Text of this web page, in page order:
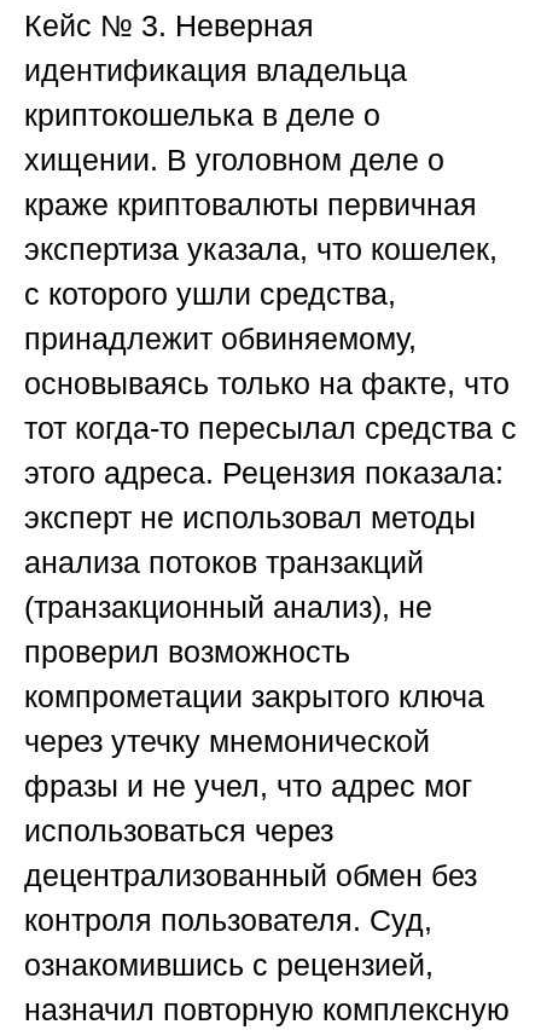
Кейс № 3. Неверная
идентификация владельца
криптокошелька в деле о
хищении. В уголовном деле о
краже криптовалюты первичная
экспертиза указала, что кошелек,
с которого ушли средства,
принадлежит обвиняемому,
основываясь только на факте, что
тот когда-то пересылал средства с
этого адреса. Рецензия показала:
эксперт не использовал методы
анализа потоков транзакций
(транзакционный анализ), не
проверил возможность
компрометации закрытого ключа
через утечку мнемонической
фразы и не учел, что адрес мог
использоваться через
децентрализованный обмен без
контроля пользователя. Суд,
ознакомившись с рецензией,
назначил повторную комплексную